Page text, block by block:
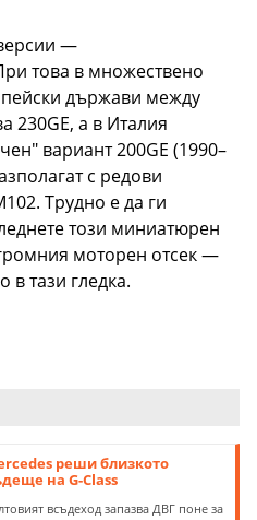
—
това в множествено
държави между
230GE, а в Италия
вариант 200GE (1990–
с редови
Трудно е да ги
този миниатюрен
моторен отсек —
тази гледка.
реши близкото
на G-Class
всъдеход запазва ДВГ поне за